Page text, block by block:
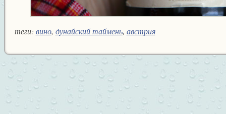
теги: вино, дунайский таймень, австрия